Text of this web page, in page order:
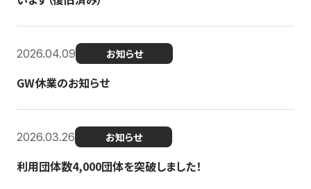
2026.04.09 お知らせ
GW休業のお知らせ
2026.03.26 お知らせ
利用団体数4,000団体を突破しました！